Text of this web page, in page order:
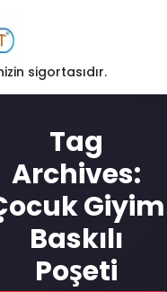
sigortasıdır.
Tag
Archives:
Giyim
Baskılı
Poşeti